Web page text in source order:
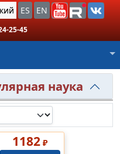
ES EN
25-45
наука
1182₽